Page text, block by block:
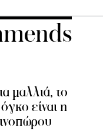
μαλλιά, το
είναι η